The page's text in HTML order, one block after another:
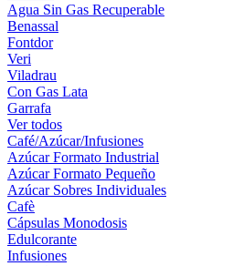
Agua Sin Gas Recuperable
Benassal
Fontdor
Veri
Viladrau
Con Gas Lata
Garrafa
Ver todos
Café/Azúcar/Infusiones
Azúcar Formato Industrial
Azúcar Formato Pequeño
Azúcar Sobres Individuales
Cafè
Cápsulas Monodosis
Edulcorante
Infusiones